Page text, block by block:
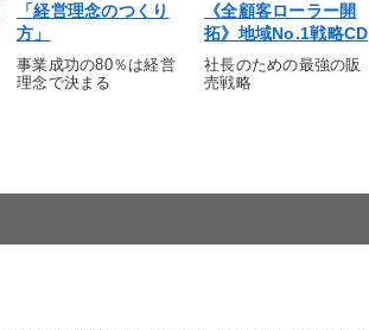
「経営理念のつくり
方」
事業成功の80％は経営
理念で決まる
《全顧客ローラー開
拓》地域No.1戦略CD
社長のための最強の販
売戦略